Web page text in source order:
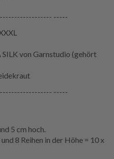
-----
SILK von Garnstudio (gehört
-----
5 cm hoch.
8 Reihen in der Höhe = 10 x